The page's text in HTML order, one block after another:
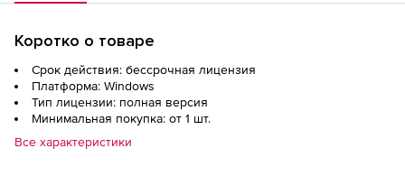
Коротко о товаре
Срок действия: бессрочная лицензия
Платформа: Windows
Тип лицензии: полная версия
Минимальная покупка: от 1 шт.
Все характеристики